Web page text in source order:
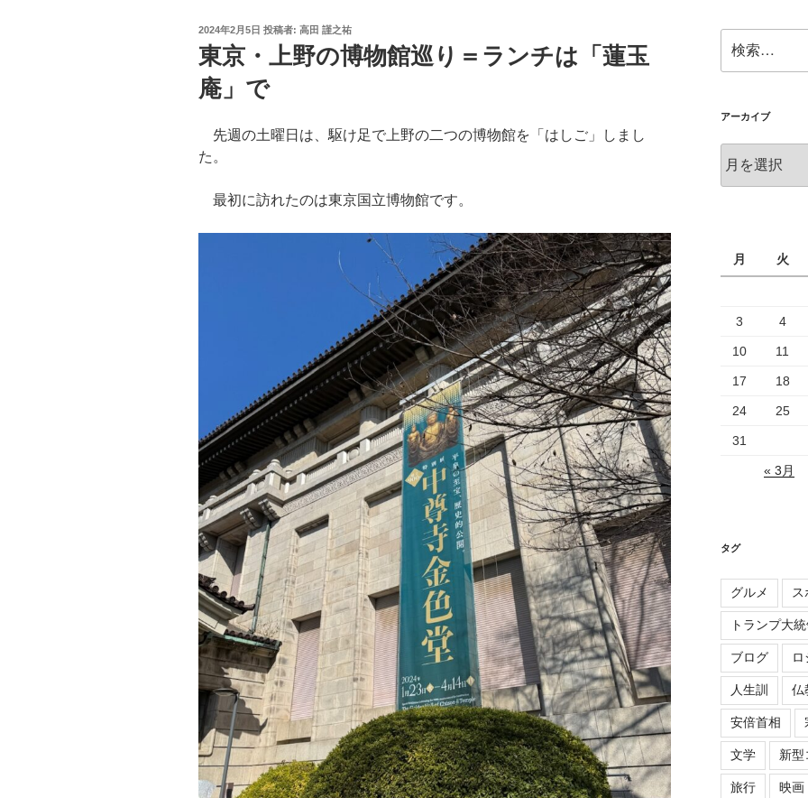
投
日:
2024年2月5日 投稿者: 高田 謹之祐
東京・上野の博物館巡り＝ランチは「蓮玉
庵」で
先週の土曜日は、駆け足で上野の二つの博物館を「はしご」しまし
た。
最初に訪れたのは東京国立博物館です。
索:
アーカイブ
ー
月
火
3 4
10 11
17 18
24 25
31
« 3月
タグ
グルメ ス
トランプ大
ブログ ロ
人生訓 仏
安倍首相
文学 新型
旅行 映画